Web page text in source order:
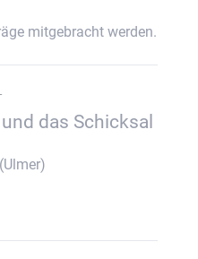
mitgebracht werden.
das Schicksal